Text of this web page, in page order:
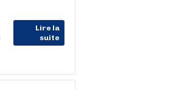
Lire la
suite